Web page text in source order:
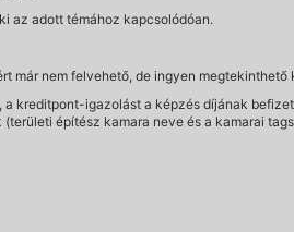
az adott témához kapcsolódóan.
már nem felvehető, de ingyen megtekinthető
kreditpont-igazolást a képzés díjának
építész kamara neve és a kamarai